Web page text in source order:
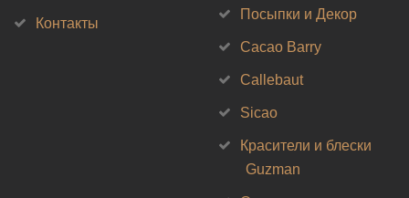
Контакты
Посыпки и Декор
Cacao Barry
Callebaut
Sicao
Красители и блески
Guzman